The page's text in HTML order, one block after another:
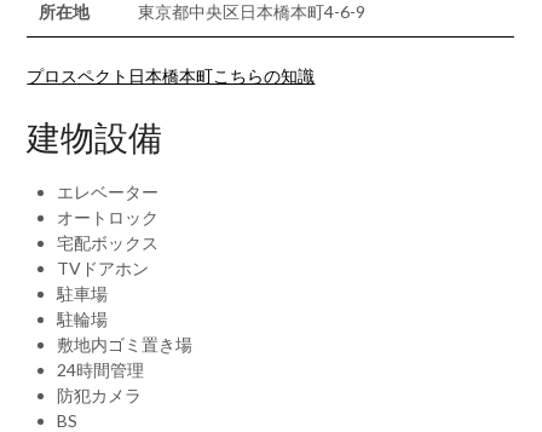
所在地 東京都中央区日本橋本町4-6-9
プロスペクト日本橋本町こちらの知識
建物設備
エレベーター
オートロック
宅配ボックス
TVドアホン
駐車場
駐輪場
敷地内ゴミ置き場
24時間管理
防犯カメラ
BS